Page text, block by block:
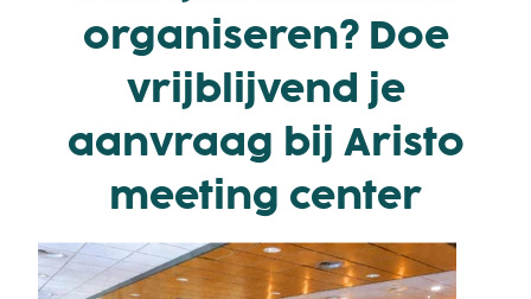
organiseren? Doe
vrijblijvend je
aanvraag bij Aristo
meeting center